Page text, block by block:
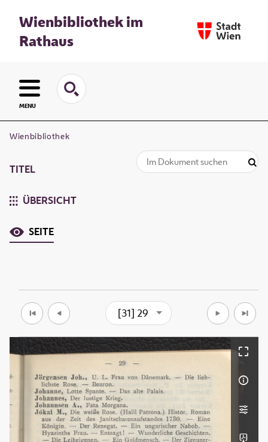
Wienbibliothek im
Rathaus
MENU
Wienbibliothek
TITEL
ÜBERSICHT
SEITE
[31] 29